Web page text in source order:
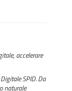
accelerare
SPID. Da
naturale